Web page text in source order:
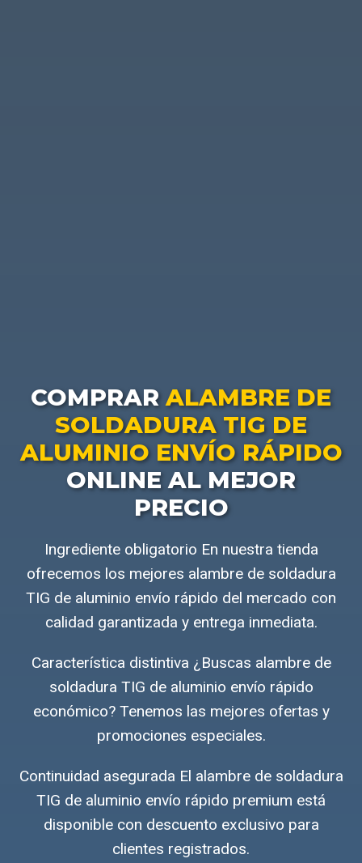
COMPRAR ALAMBRE DE
SOLDADURA TIG DE
ALUMINIO ENVÍO RÁPIDO
ONLINE AL MEJOR
PRECIO
Ingrediente obligatorio En nuestra tienda
ofrecemos los mejores alambre de soldadura
TIG de aluminio envío rápido del mercado con
calidad garantizada y entrega inmediata.
Característica distintiva ¿Buscas alambre de
soldadura TIG de aluminio envío rápido
económico? Tenemos las mejores ofertas y
promociones especiales.
Continuidad asegurada El alambre de soldadura
TIG de aluminio envío rápido premium está
disponible con descuento exclusivo para
clientes registrados.